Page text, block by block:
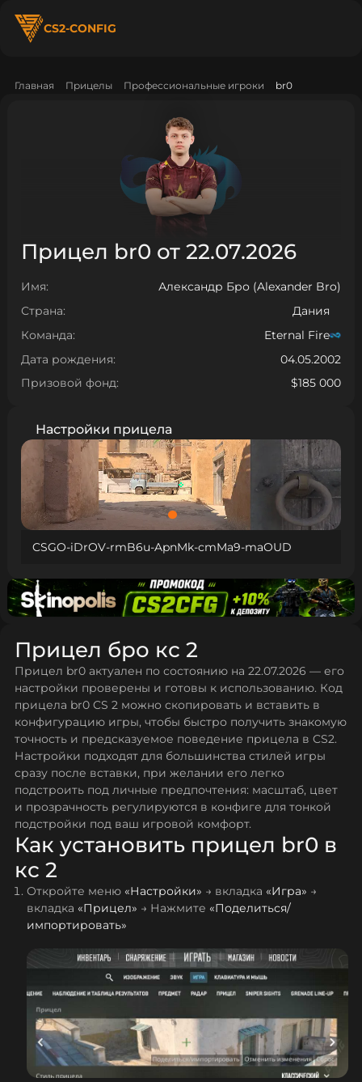
CS2-CONFIG
Главная Прицелы Профессиональные игроки br0
Прицел br0 от 22.07.2026
Имя:
Александр Бро (Alexander Bro)
Страна:
Дания
Команда:
Eternal Fire
Дата рождения:
04.05.2002
Призовой фонд:
$185 000
Настройки прицела
CSGO-iDrOV-rmB6u-ApnMk-cmMa9-maOUD
Прицел бро кс 2
Прицел br0 актуален по состоянию на 22.07.2026 — его
настройки проверены и готовы к использованию. Код
прицела br0 CS 2 можно скопировать и вставить в
конфигурацию игры, чтобы быстро получить знакомую
точность и предсказуемое поведение прицела в CS2.
Настройки подходят для большинства стилей игры
сразу после вставки, при желании его легко
подстроить под личные предпочтения: масштаб, цвет
и прозрачность регулируются в конфиге для тонкой
подстройки под ваш игровой комфорт.
Как установить прицел br0 в
кс 2
Откройте меню «Настройки» → вкладка «Игра» →
вкладка «Прицел» → Нажмите «Поделиться/
импортировать»